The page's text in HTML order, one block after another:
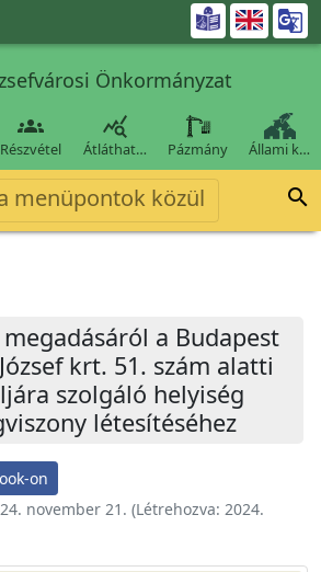

Önkormányzat

Részvétel

Átláthat… Pázmány Állami k…
menüpontok közül 
a Budapest
krt. 51. szám alatti
szolgáló helyiség
létesítéséhez
on
november 21. (Létrehozva: 2024.